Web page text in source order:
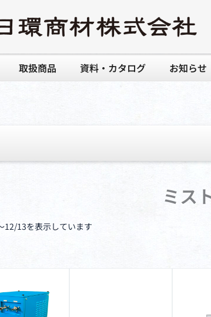
取扱商品 資料・カタログ お知らせ
ミス
12/13を表示しています